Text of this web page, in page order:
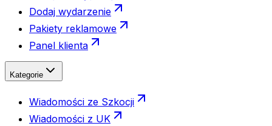
Dodaj wydarzenie
Pakiety reklamowe
Panel klienta
Kategorie
Wiadomości ze Szkocji
Wiadomości z UK